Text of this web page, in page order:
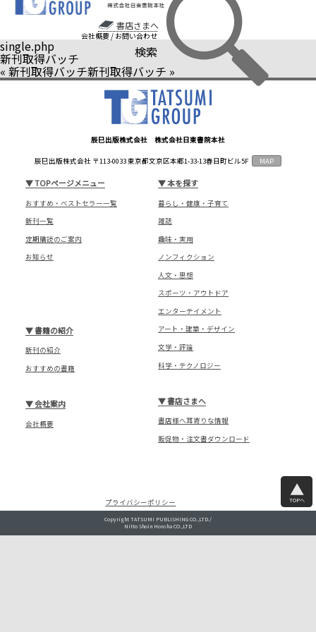
書店さまへ
会社概要 / お問い合わせ
検索
single.php
新刊取得バッチ
« 新刊取得バッチ新刊取得バッチ »
辰巳出版株式会社 株式会社日東書院本社
辰巳出版株式会社 〒113-0033 東京都文京区本郷1-33-13春日町ビル5F MAP
▼TOPページメニュー
おすすめ・ベストセラー一覧
新刊一覧
定期購読のご案内
お知らせ
▼本を探す
暮らし・健康・子育て
雑誌
趣味・実用
ノンフィクション
人文・思想
スポーツ・アウトドア
エンターテイメント
アート・建築・デザイン
文学・評論
科学・テクノロジー
▼書籍の紹介
新刊の紹介
おすすめの書籍
▼書店さまへ
書店様へ耳寄りな情報
販促物・注文書ダウンロード
▼会社案内
会社概要
プライバシーポリシー TOPへ
Copyright TATSUMI PUBLISHING CO.,LTD./
Nitto Shoin Honsha CO.,LTD